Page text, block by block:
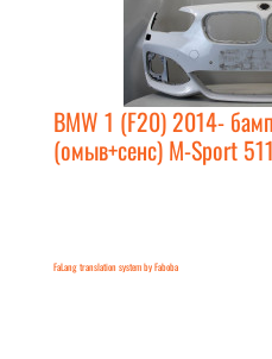
BMW 1 (F20) 2014-
(омыв+сенс) M-Sport
FaLang translation system by Faboba